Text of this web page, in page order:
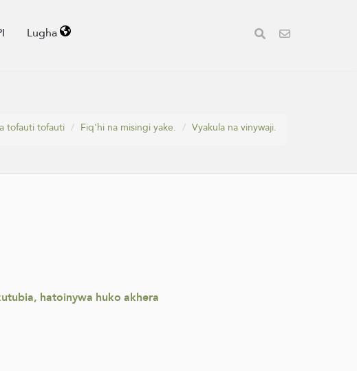
Lugha
tofauti tofauti Fiq'hi na misingi yake. Vyakula na vinywaji.
hatoinywa huko akhera